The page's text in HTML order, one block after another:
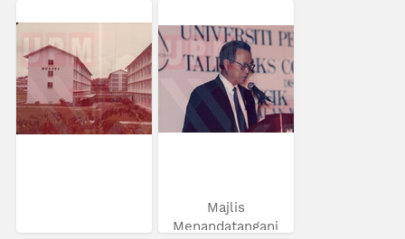
Majlis
Menandatangani